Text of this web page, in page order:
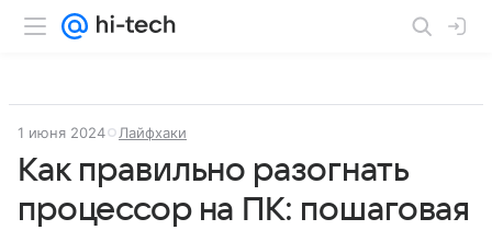
1 июня 2024 Лайфхаки
Как правильно разогнать
процессор на ПК: пошаговая